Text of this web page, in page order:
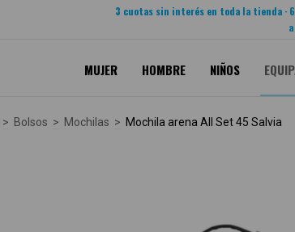
3 cuotas sin interés en toda la tienda ·
MUJER HOMBRE NIÑOS
> Bolsos > Mochilas > Mochila arena All Set 45 Salvia